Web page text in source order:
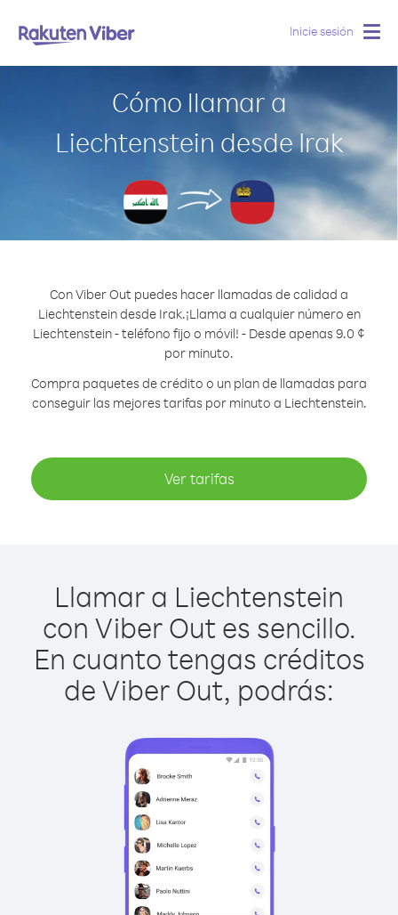
Inicie sesión
Cómo llamar a
Liechtenstein desde Irak
Con Viber Out puedes hacer llamadas de calidad a
Liechtenstein desde Irak.¡Llama a cualquier número en
Liechtenstein - teléfono fijo o móvil! - Desde apenas 9.0 ¢
por minuto.
Compra paquetes de crédito o un plan de llamadas para
conseguir las mejores tarifas por minuto a Liechtenstein.
Ver tarifas
Llamar a Liechtenstein
con Viber Out es sencillo.
En cuanto tengas créditos
de Viber Out, podrás: